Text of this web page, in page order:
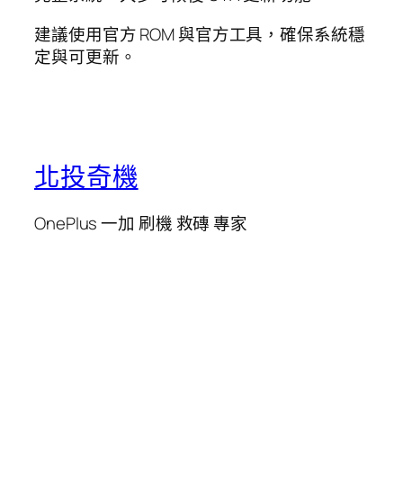
建議使用官方 ROM 與官方工具，確保系統穩
定與可更新。
北投奇機
OnePlus 一加 刷機 救磚 專家